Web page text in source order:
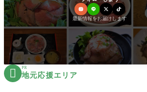
最新情報をお届けします
 PR
地元応援エリア